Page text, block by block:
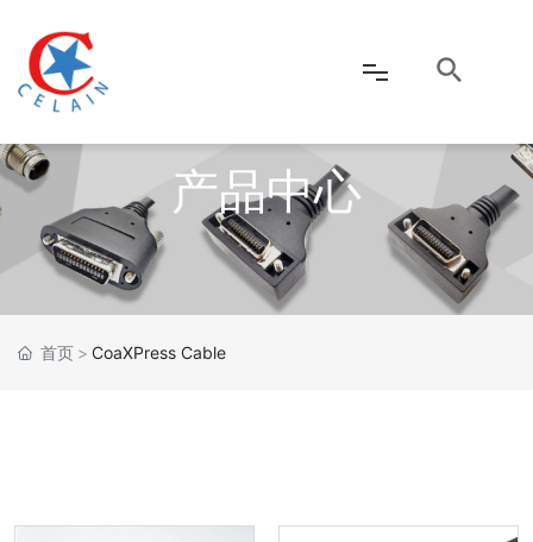
网站首页
公司介绍
产品中心
首页 CoaXPress Cable